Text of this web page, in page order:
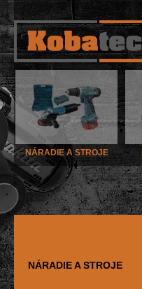
NÁRADIE A STROJE
NÁRADIE A STROJE